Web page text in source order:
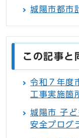
城陽市都市
この記事と
令和７年度
工事実施箇
城陽市 子
安全プログ